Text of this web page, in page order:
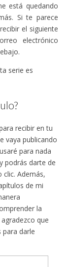
está quedando
Si te parece
el siguiente
electrónico
serie es
recibir en tu
vaya publicando
para nada
podrás darte de
Además,
de mi
la
que
para darle